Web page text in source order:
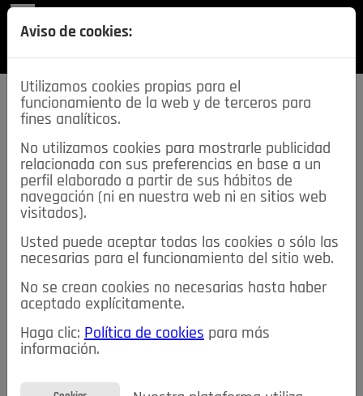
SECCIONES
descarga esta
REVISTA
≡NOTICIAS
NOTICIAS SERVICIOS DE INTERÉS
TABLÓN DE ANUNCIOS MIS ANUNCIOS CONTACTO
NOSOTROS
Aviso de cookies:
Utilizamos cookies propias para el
funcionamiento de la web y de terceros para
fines analíticos.
No utilizamos cookies para mostrarle publicidad
relacionada con sus preferencias en base a un
perfil elaborado a partir de sus hábitos de
navegación (ni en nuestra web ni en sitios web
visitados).
Usted puede aceptar todas las cookies o sólo las
necesarias para el funcionamiento del sitio web.
No se crean cookies no necesarias hasta haber
aceptado explícitamente.
Haga clic: Política de cookies para más
información.